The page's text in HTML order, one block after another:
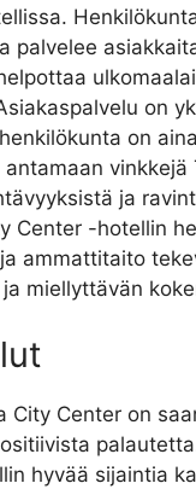
palvelee
on
on
vinkkejä
ja
Center -hotellin
ammattitaito
miellyttävän
City Center on
hyvää sijaintia